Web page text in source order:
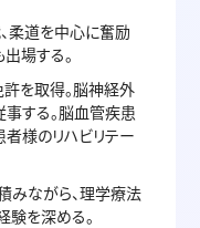
柔道を中心に奮励
場する。
を取得。脳神経外
事する。脳血管疾患
様のリハビリテー
みながら、理学療法
験を深める。